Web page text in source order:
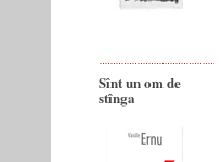
Sînt un om de
stînga